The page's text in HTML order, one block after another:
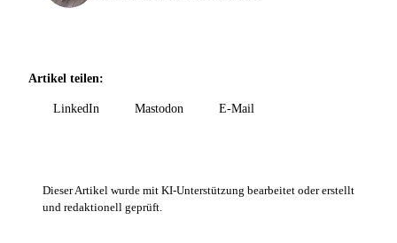
Artikel teilen:
LinkedIn Mastodon E-Mail
Dieser Artikel wurde mit KI-Unterstützung bearbeitet oder erstellt
und redaktionell geprüft.